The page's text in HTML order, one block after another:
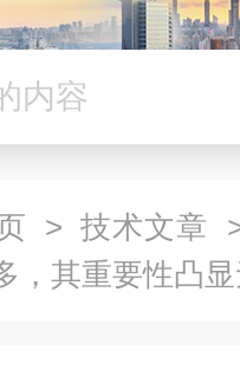
> 技术文章
，其重要性凸